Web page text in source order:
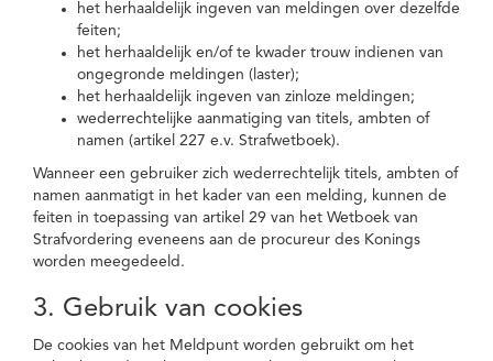
het herhaaldelijk ingeven van meldingen over dezelfde
feiten;
het herhaaldelijk en/of te kwader trouw indienen van
ongegronde meldingen (laster);
het herhaaldelijk ingeven van zinloze meldingen;
wederrechtelijke aanmatiging van titels, ambten of
namen (artikel 227 e.v. Strafwetboek).
Wanneer een gebruiker zich wederrechtelijk titels, ambten of
namen aanmatigt in het kader van een melding, kunnen de
feiten in toepassing van artikel 29 van het Wetboek van
Strafvordering eveneens aan de procureur des Konings
worden meegedeeld.
3. Gebruik van cookies
De cookies van het Meldpunt worden gebruikt om het